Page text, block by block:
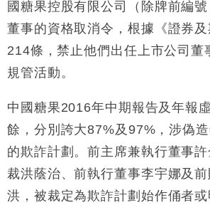
國糖果控股有限公司（除牌前編
董事的資格取消令，根據《證券
214條，禁止他們出任上市公司董
規管活動。
中國糖果2016年中期報告及年報
餘，分別誇大87%及97%，涉偽
的欺詐計劃。前主席兼執行董事
裁洪蔭治、前執行董事李宇娜及
洪，被裁定為欺詐計劃始作俑者